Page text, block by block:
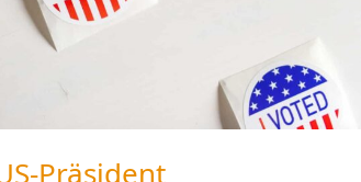
Präsident